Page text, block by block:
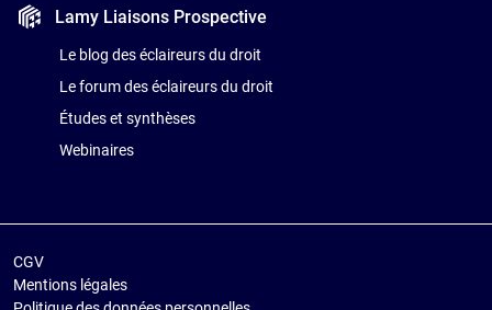
Lamy Liaisons Prospective
Le blog des éclaireurs du droit
Le forum des éclaireurs du droit
Études et synthèses
Webinaires
CGV
Mentions légales